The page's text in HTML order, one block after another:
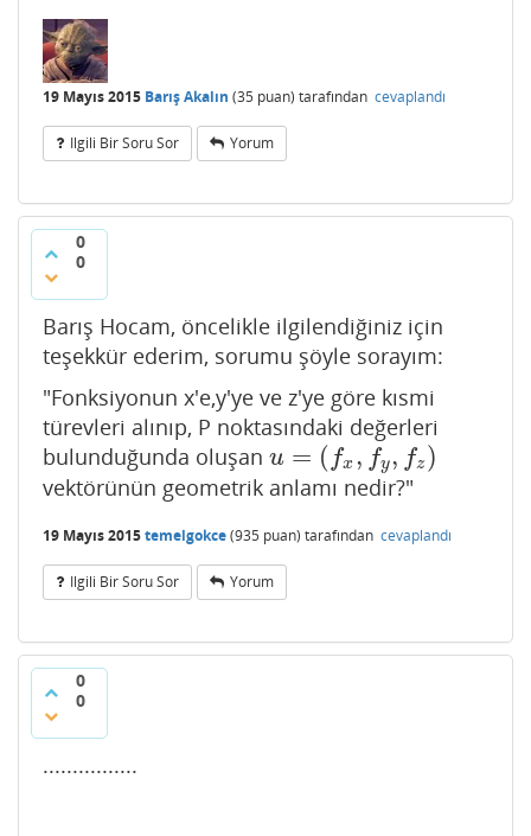
19 Mayıs 2015 Barış Akalın (35 puan) tarafından cevaplandı
Ilgili Bir Soru Sor Yorum
0
0
Barış Hocam, öncelikle ilgilendiğiniz için
teşekkür ederim, sorumu şöyle sorayım:
"Fonksiyonun x'e,y'ye ve z'ye göre kısmi
türevleri alınıp, P noktasındaki değerleri
bulunduğunda oluşan u = ( fx , fy, fz )
u=(fx ,f y,fz
vektörünün geometrik anlamı nedir?"
19 Mayıs 2015temelgokce(935 puan) tarafından cevaplandı
Ilgili Bir Soru Sor Yorum
0
0
................